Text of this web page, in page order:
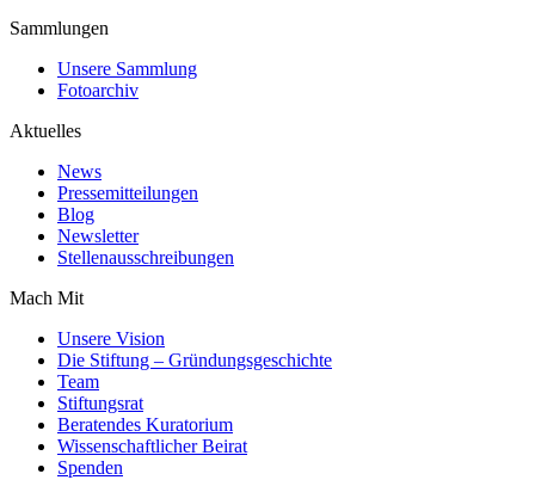
Sammlungen
Unsere Sammlung
Fotoarchiv
Aktuelles
News
Pressemitteilungen
Blog
Newsletter
Stellenausschreibungen
Mach Mit
Unsere Vision
Die Stiftung – Gründungsgeschichte
Team
Stiftungsrat
Beratendes Kuratorium
Wissenschaftlicher Beirat
Spenden